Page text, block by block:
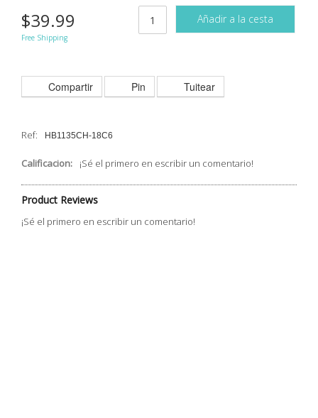
$39.99
Free Shipping
Añadir a la cesta
Compartir Pin Tuitear
Ref: HB1135CH-18C6
Calificacion: ¡Sé el primero en escribir un comentario!
Product Reviews
¡Sé el primero en escribir un comentario!